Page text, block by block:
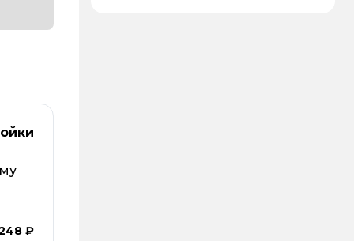
₽